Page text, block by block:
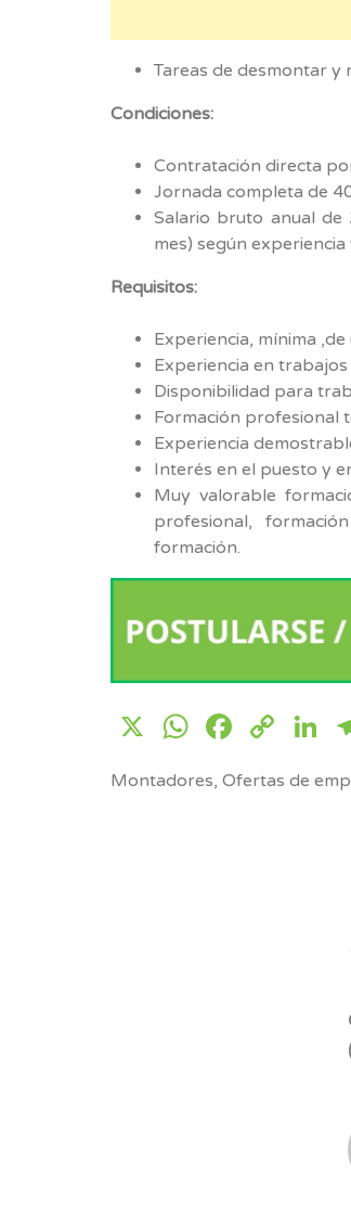
Tareas de desmontar y
Condiciones:
Contratación directa
Jornada completa de
Salario bruto anual de
mes) según
Requisitos:
Experiencia, mínima
Experiencia en trabajos
Disponibilidad para
Formación profesional
Experiencia
Interés en el puesto y
Muy valorable
profesional,
formación.
X
Montadores, Ofertas de